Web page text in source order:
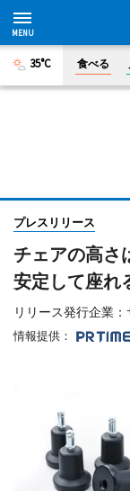
35°C 食べる
プレスリリース
チェアの高さ
安定して座れ
リリース発行企業
情報提供：